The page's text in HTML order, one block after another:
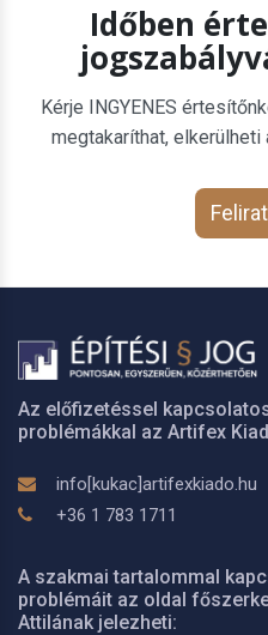
Időben
Kérje INGYENES
megtakaríthat,
Az előfizetéssel
problémákkal az Artifex
info[kukac]artifexkiado.hu
+36 1 783 1711
A szakmai tartalommal
problémáit az oldal
Attilának jelezheti: